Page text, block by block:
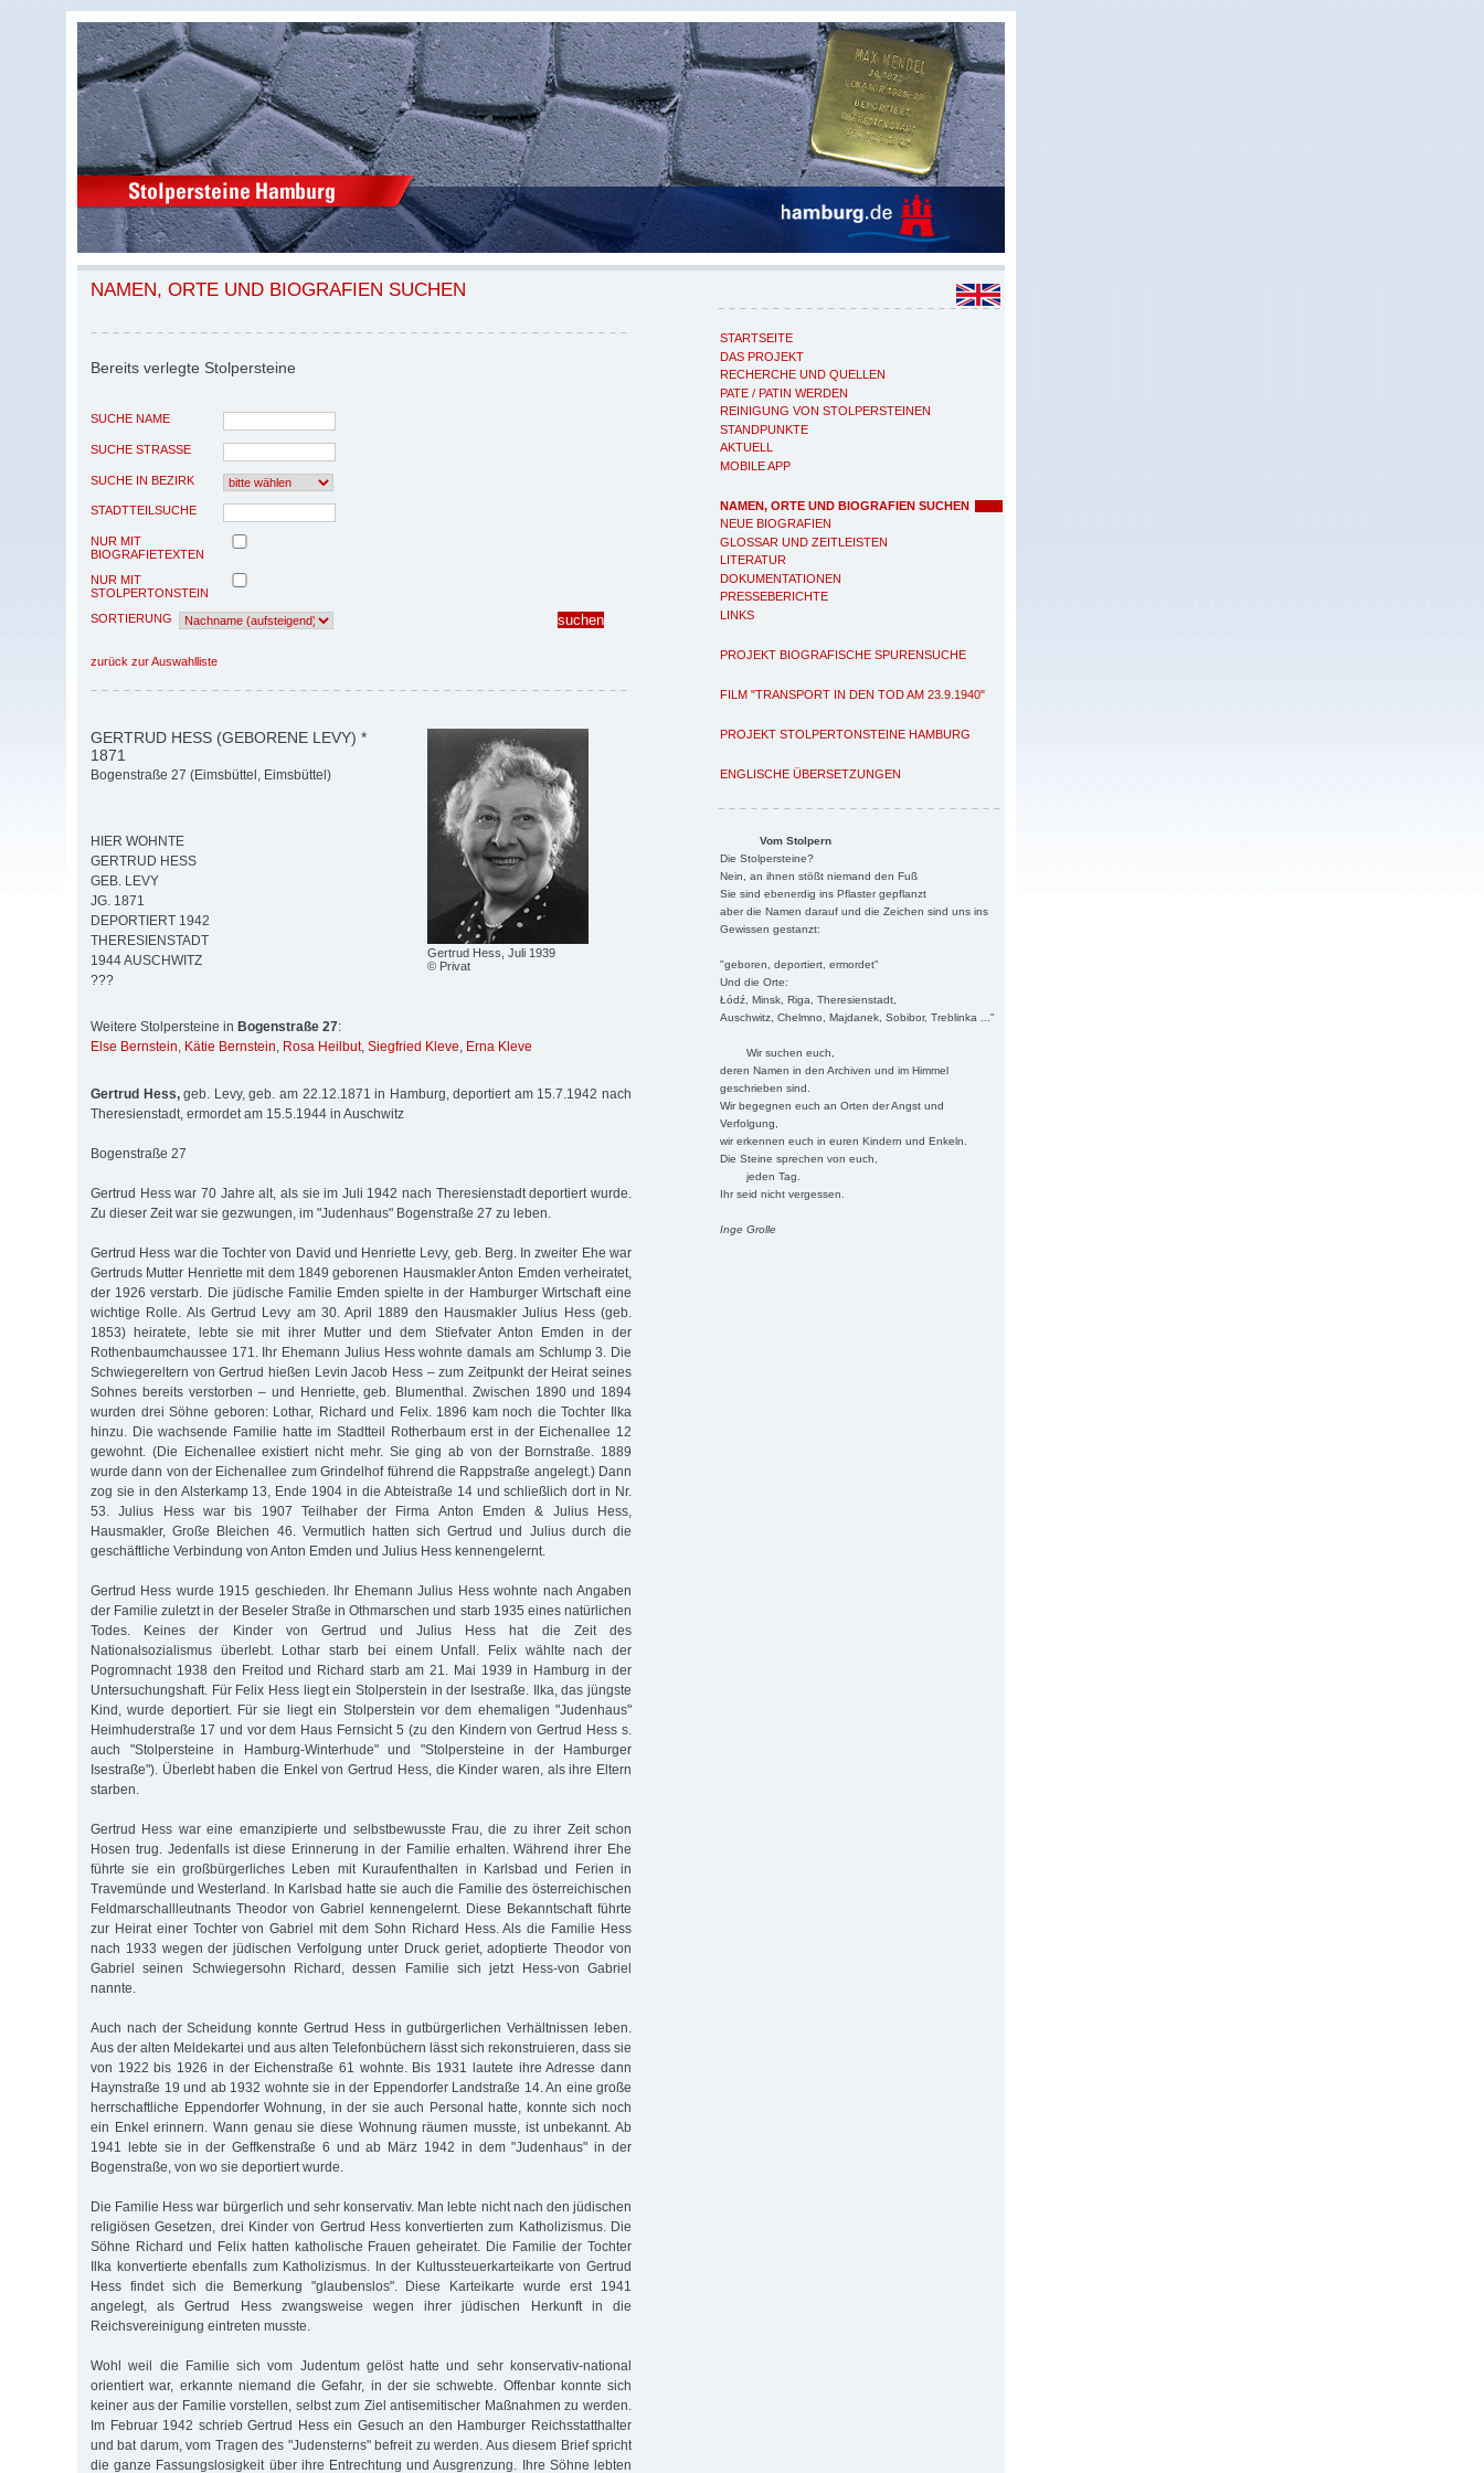
STARTSEITE
DAS PROJEKT
RECHERCHE UND QUELLEN
PATE / PATIN WERDEN
REINIGUNG VON STOLPERSTEINEN
STANDPUNKTE
AKTUELL
MOBILE APP
NAMEN, ORTE UND BIOGRAFIEN SUCHEN
NEUE BIOGRAFIEN
GLOSSAR UND ZEITLEISTEN
LITERATUR
DOKUMENTATIONEN
PRESSEBERICHTE
LINKS
PROJEKT BIOGRAFISCHE SPURENSUCHE
FILM "TRANSPORT IN DEN TOD AM 23.9.1940"
PROJEKT STOLPERTONSTEINE HAMBURG
ENGLISCHE ÜBERSETZUNGEN
Vom Stolpern
Die Stolpersteine?
Nein, an ihnen stößt niemand den Fuß
Sie sind ebenerdig ins Pflaster gepflanzt
aber die Namen darauf und die Zeichen sind uns ins
Gewissen gestanzt:
"geboren, deportiert, ermordet"
Und die Orte:
Łódź, Minsk, Riga, Theresienstadt,
Auschwitz, Chelmno, Majdanek, Sobibor, Treblinka ..."
Wir suchen euch,
deren Namen in den Archiven und im Himmel
geschrieben sind.
Wir begegnen euch an Orten der Angst und
Verfolgung,
wir erkennen euch in euren Kindern und Enkeln.
Die Steine sprechen von euch,
jeden Tag.
Ihr seid nicht vergessen.
Inge Grolle
NAMEN, ORTE UND BIOGRAFIEN SUCHEN
Bereits verlegte Stolpersteine
SUCHE NAME
SUCHE STRASSE
SUCHE IN BEZIRK
STADTTEILSUCHE
NUR MIT
BIOGRAFIETEXTEN
NUR MIT
STOLPERTONSTEIN
SORTIERUNG
zurück zur Auswahlliste
Gertrud Hess, Juli 1939
© Privat
GERTRUD HESS (GEBORENE LEVY) *
1871
Bogenstraße 27 (Eimsbüttel, Eimsbüttel)
HIER WOHNTE
GERTRUD HESS
GEB. LEVY
JG. 1871
DEPORTIERT 1942
THERESIENSTADT
1944 AUSCHWITZ
???
Weitere Stolpersteine in Bogenstraße 27:
Else Bernstein, Kätie Bernstein, Rosa Heilbut, Siegfried Kleve, Erna Kleve
Gertrud Hess,geb. Levy, geb. am 22.12.1871 in Hamburg, deportiert am 15.7.1942 nach
Theresienstadt, ermordet am 15.5.1944 in Auschwitz
Bogenstraße 27
Gertrud Hess war 70 Jahre alt, als sie im Juli 1942 nach Theresienstadt deportiert wurde.
Zu dieser Zeit war sie gezwungen, im "Judenhaus" Bogenstraße 27 zu leben.
Gertrud Hess war die Tochter von David und Henriette Levy, geb. Berg. In zweiter Ehe war
Gertruds Mutter Henriette mit dem 1849 geborenen Hausmakler Anton Emden verheiratet,
der 1926 verstarb. Die jüdische Familie Emden spielte in der Hamburger Wirtschaft eine
wichtige Rolle. Als Gertrud Levy am 30. April 1889 den Hausmakler Julius Hess (geb.
1853) heiratete, lebte sie mit ihrer Mutter und dem Stiefvater Anton Emden in der
Rothenbaumchaussee 171. Ihr Ehemann Julius Hess wohnte damals am Schlump 3. Die
Schwiegereltern von Gertrud hießen Levin Jacob Hess – zum Zeitpunkt der Heirat seines
Sohnes bereits verstorben – und Henriette, geb. Blumenthal. Zwischen 1890 und 1894
wurden drei Söhne geboren: Lothar, Richard und Felix. 1896 kam noch die Tochter Ilka
hinzu. Die wachsende Familie hatte im Stadtteil Rotherbaum erst in der Eichenallee 12
gewohnt. (Die Eichenallee existiert nicht mehr. Sie ging ab von der Bornstraße. 1889
wurde dann von der Eichenallee zum Grindelhof führend die Rappstraße angelegt.) Dann
zog sie in den Alsterkamp 13, Ende 1904 in die Abteistraße 14 und schließlich dort in Nr.
53. Julius Hess war bis 1907 Teilhaber der Firma Anton Emden & Julius Hess,
Hausmakler, Große Bleichen 46. Vermutlich hatten sich Gertrud und Julius durch die
geschäftliche Verbindung von Anton Emden und Julius Hess kennengelernt.
Gertrud Hess wurde 1915 geschieden. Ihr Ehemann Julius Hess wohnte nach Angaben
der Familie zuletzt in der Beseler Straße in Othmarschen und starb 1935 eines natürlichen
Todes. Keines der Kinder von Gertrud und Julius Hess hat die Zeit des
Nationalsozialismus überlebt. Lothar starb bei einem Unfall. Felix wählte nach der
Pogromnacht 1938 den Freitod und Richard starb am 21. Mai 1939 in Hamburg in der
Untersuchungshaft. Für Felix Hess liegt ein Stolperstein in der Isestraße. Ilka, das jüngste
Kind, wurde deportiert. Für sie liegt ein Stolperstein vor dem ehemaligen "Judenhaus"
Heimhuderstraße 17 und vor dem Haus Fernsicht 5 (zu den Kindern von Gertrud Hess s.
auch "Stolpersteine in Hamburg-Winterhude" und "Stolpersteine in der Hamburger
Isestraße"). Überlebt haben die Enkel von Gertrud Hess, die Kinder waren, als ihre Eltern
starben.
Gertrud Hess war eine emanzipierte und selbstbewusste Frau, die zu ihrer Zeit schon
Hosen trug. Jedenfalls ist diese Erinnerung in der Familie erhalten. Während ihrer Ehe
führte sie ein großbürgerliches Leben mit Kuraufenthalten in Karlsbad und Ferien in
Travemünde und Westerland. In Karlsbad hatte sie auch die Familie des österreichischen
Feldmarschallleutnants Theodor von Gabriel kennengelernt. Diese Bekanntschaft führte
zur Heirat einer Tochter von Gabriel mit dem Sohn Richard Hess. Als die Familie Hess
nach 1933 wegen der jüdischen Verfolgung unter Druck geriet, adoptierte Theodor von
Gabriel seinen Schwiegersohn Richard, dessen Familie sich jetzt Hess-von Gabriel
nannte.
Auch nach der Scheidung konnte Gertrud Hess in gutbürgerlichen Verhältnissen leben.
Aus der alten Meldekartei und aus alten Telefonbüchern lässt sich rekonstruieren, dass sie
von 1922 bis 1926 in der Eichenstraße 61 wohnte. Bis 1931 lautete ihre Adresse dann
Haynstraße 19 und ab 1932 wohnte sie in der Eppendorfer Landstraße 14. An eine große
herrschaftliche Eppendorfer Wohnung, in der sie auch Personal hatte, konnte sich noch
ein Enkel erinnern. Wann genau sie diese Wohnung räumen musste, ist unbekannt. Ab
1941 lebte sie in der Geffkenstraße 6 und ab März 1942 in dem "Judenhaus" in der
Bogenstraße, von wo sie deportiert wurde.
Die Familie Hess war bürgerlich und sehr konservativ. Man lebte nicht nach den jüdischen
religiösen Gesetzen, drei Kinder von Gertrud Hess konvertierten zum Katholizismus. Die
Söhne Richard und Felix hatten katholische Frauen geheiratet. Die Familie der Tochter
Ilka konvertierte ebenfalls zum Katholizismus. In der Kultussteuerkarteikarte von Gertrud
Hess findet sich die Bemerkung "glaubenslos". Diese Karteikarte wurde erst 1941
angelegt, als Gertrud Hess zwangsweise wegen ihrer jüdischen Herkunft in die
Reichsvereinigung eintreten musste.
Wohl weil die Familie sich vom Judentum gelöst hatte und sehr konservativ-national
orientiert war, erkannte niemand die Gefahr, in der sie schwebte. Offenbar konnte sich
keiner aus der Familie vorstellen, selbst zum Ziel antisemitischer Maßnahmen zu werden.
Im Februar 1942 schrieb Gertrud Hess ein Gesuch an den Hamburger Reichsstatthalter
und bat darum, vom Tragen des "Judensterns" befreit zu werden. Aus diesem Brief spricht
die ganze Fassungslosigkeit über ihre Entrechtung und Ausgrenzung. Ihre Söhne lebten